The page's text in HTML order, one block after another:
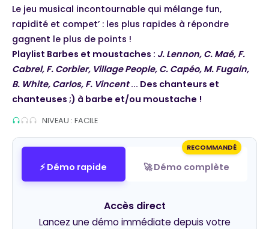
Le jeu musical incontournable qui mélange fun,
rapidité et compet’ : les plus rapides à répondre
gagnent le plus de points !
Playlist Barbes et moustaches : J. Lennon, C. Maé, F.
Cabrel, F. Corbier, Village People, C. Capéo, M. Fugain,
B. White, Carlos, F. Vincent... Des chanteurs et
chanteuses ;) à barbe et/ou moustache !
NIVEAU : FACILE
⚡ Démo rapide
RECOMMANDÉ
🚀 Démo complète
Accès direct
Lancez une démo immédiate depuis votre